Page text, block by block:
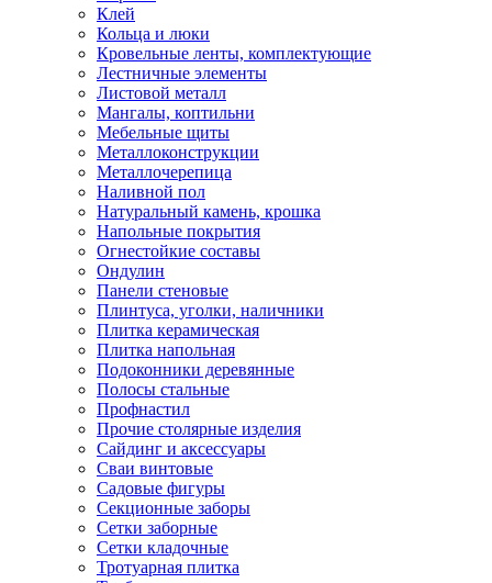
Клей
Кольца и люки
Кровельные ленты, комплектующие
Лестничные элементы
Листовой металл
Мангалы, коптильни
Мебельные щиты
Металлоконструкции
Металлочерепица
Наливной пол
Натуральный камень, крошка
Напольные покрытия
Огнестойкие составы
Ондулин
Панели стеновые
Плинтуса, уголки, наличники
Плитка керамическая
Плитка напольная
Подоконники деревянные
Полосы стальные
Профнастил
Прочие столярные изделия
Сайдинг и аксессуары
Сваи винтовые
Садовые фигуры
Секционные заборы
Сетки заборные
Сетки кладочные
Тротуарная плитка